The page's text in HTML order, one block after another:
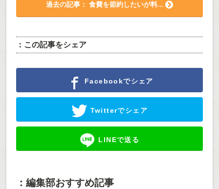
過去の記事： 食費を節約したいが料...
：この記事をシェア
Facebookでシェア
Twitterでシェア
LINEで送る
：編集部おすすめ記事